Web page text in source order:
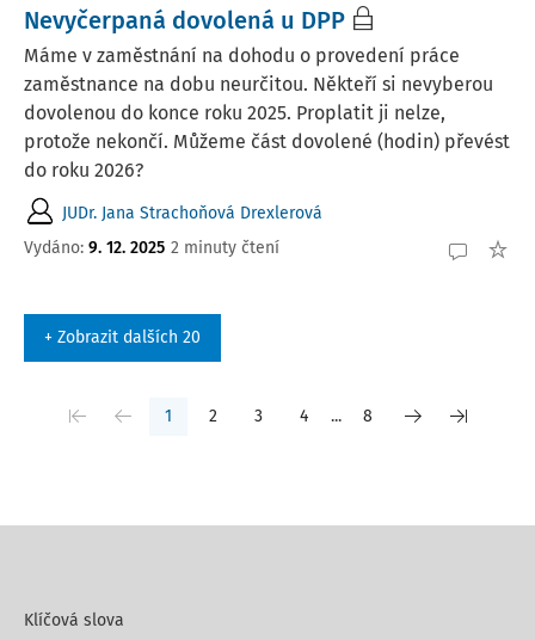
Nevyčerpaná dovolená u DPP
Máme v zaměstnání na dohodu o provedení práce
zaměstnance na dobu neurčitou. Někteří si nevyberou
dovolenou do konce roku 2025. Proplatit ji nelze,
protože nekončí. Můžeme část dovolené (hodin) převést
do roku 2026?
JUDr. Jana Strachoňová Drexlerová
Vydáno: 9. 12. 2025 2 minuty čtení
+ Zobrazit dalších 20
1 2 3 4 ... 8
Klíčová slova